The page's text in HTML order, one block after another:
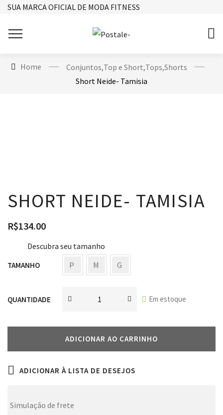
SUA MARCA OFICIAL DE MODA FITNESS
Home Conjuntos,Top e Short,Tops,Shorts
Short Neide- Tamisia
SHORT NEIDE- TAMISIA
R$134.00
Descubra seu tamanho
TAMANHO P M G
QUANTIDADE Em estoque
ADICIONAR AO CARRINHO
ADICIONAR À LISTA DE DESEJOS
Simulação de frete